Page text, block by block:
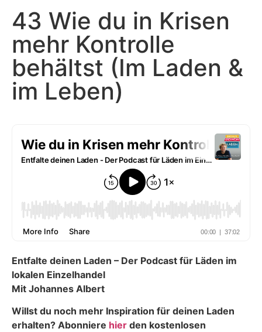
43 Wie du in Krisen
mehr Kontrolle
behältst (Im Laden &
im Leben)
Entfalte deinen Laden – Der Podcast für Läden im
lokalen Einzelhandel
Mit Johannes Albert
Willst du noch mehr Inspiration für deinen Laden
erhalten? Abonniere hier den kostenlosen